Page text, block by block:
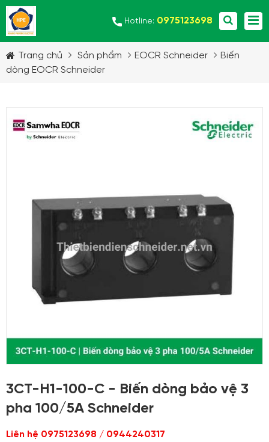
Hotline: 0975123698
Trang chủ Sản phẩm EOCR Schneider
Biến
dòng EOCR Schneider
3CT-H1-100-C - Biến dòng bảo vệ 3
pha 100/5A Schneider
Liên hệ 0975123698 / 0944240317